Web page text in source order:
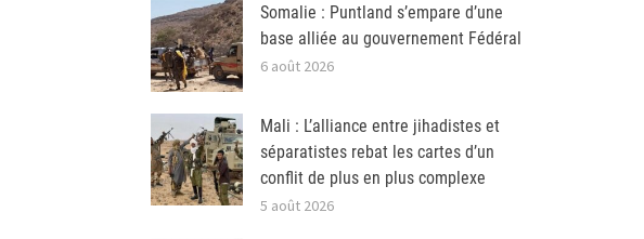
Somalie : Puntland s’empare d’une
base alliée au gouvernement Fédéral
6 août 2026
Mali : L’alliance entre jihadistes et
séparatistes rebat les cartes d’un
conflit de plus en plus complexe
5 août 2026